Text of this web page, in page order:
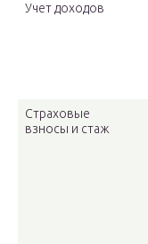
Учет доходов
Страховые
взносы и стаж